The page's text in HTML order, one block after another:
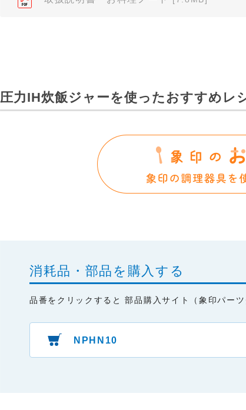
みまもりほっとライン相談窓口
」に直接お問い合わせく
本サイトに情報を掲載する際には、細心の注意を払って
はありません。あらかじめご了承ください。
・掲載された情報が全て正確であり、有用であり、安全で
・掲載された情報が常に最新のものであること。
圧力IH炊飯ジャーを使ったおすすめレ
消耗品・部品を購入する
品番をクリックすると 部品購入サイト（象印パー
NPHN10